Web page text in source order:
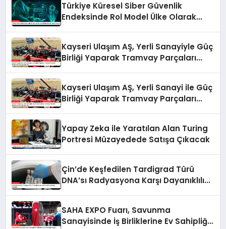
Türkiye Küresel Siber Güvenlik
Endeksinde Rol Model Ülke Olarak
Kayseri Ulaşım AŞ, Yerli Sanayiyle Güç
Birliği Yaparak Tramvay Parçaları
Kayseri Ulaşım AŞ, Yerli Sanayi ile Güç
Birliği Yaparak Tramvay Parçaları
Yapay Zeka ile Yaratılan Alan Turing
Portresi Müzayedede Satışa Çıkacak
Çin’de Keşfedilen Tardigrad Türü
DNA’sı Radyasyona Karşı Dayanıklılığı
SAHA EXPO Fuarı, Savunma
Sanayisinde İş Birliklerine Ev Sahipliği